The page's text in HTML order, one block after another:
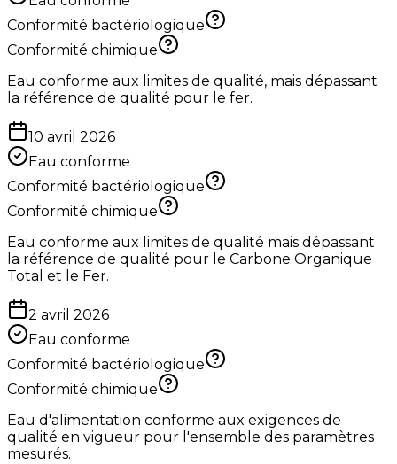
Conformité bactériologique
Conformité chimique
Eau conforme aux limites de qualité, mais dépassant
la référence de qualité pour le fer.
10 avril 2026
Eau conforme
Conformité bactériologique
Conformité chimique
Eau conforme aux limites de qualité mais dépassant
la référence de qualité pour le Carbone Organique
Total et le Fer.
2 avril 2026
Eau conforme
Conformité bactériologique
Conformité chimique
Eau d'alimentation conforme aux exigences de
qualité en vigueur pour l'ensemble des paramètres
mesurés.